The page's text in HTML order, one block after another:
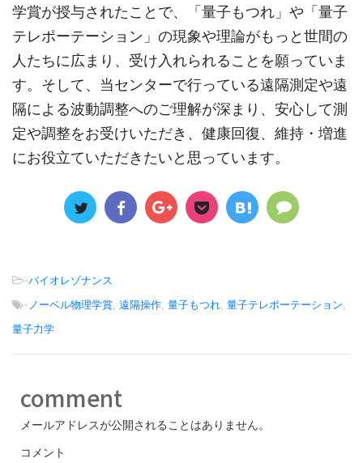
学賞が授与されたことで、「量子もつれ」や「量子
テレポーテーション」の現象や理論がもっと世間の
人たちに広まり、受け入れられることを願っていま
す。そして、当センターで行っている遠隔測定や遠
隔による波動調整へのご理解が深まり、安心して測
定や調整をお受けいただき、健康回復、維持・増進
にお役立ていただきたいと思っています。
-バイオレゾナンス
- ノーベル物理学賞 遠隔操作 量子もつれ 量子テレポーテーション
量子力学
comment
メールアドレスが公開されることはありません。
コメント